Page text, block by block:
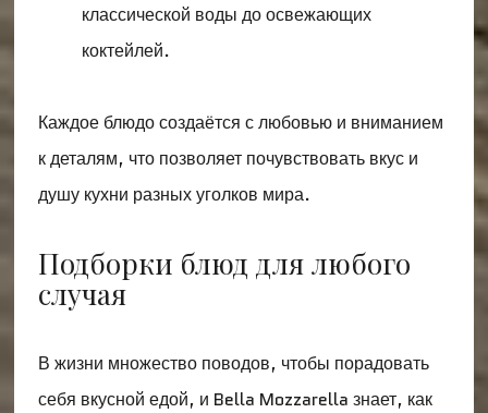
классической воды до освежающих
коктейлей.
Каждое блюдо создаётся с любовью и вниманием
к деталям, что позволяет почувствовать вкус и
душу кухни разных уголков мира.
Подборки блюд для любого
случая
В жизни множество поводов, чтобы порадовать
себя вкусной едой, и Bella Mozzarella знает, как